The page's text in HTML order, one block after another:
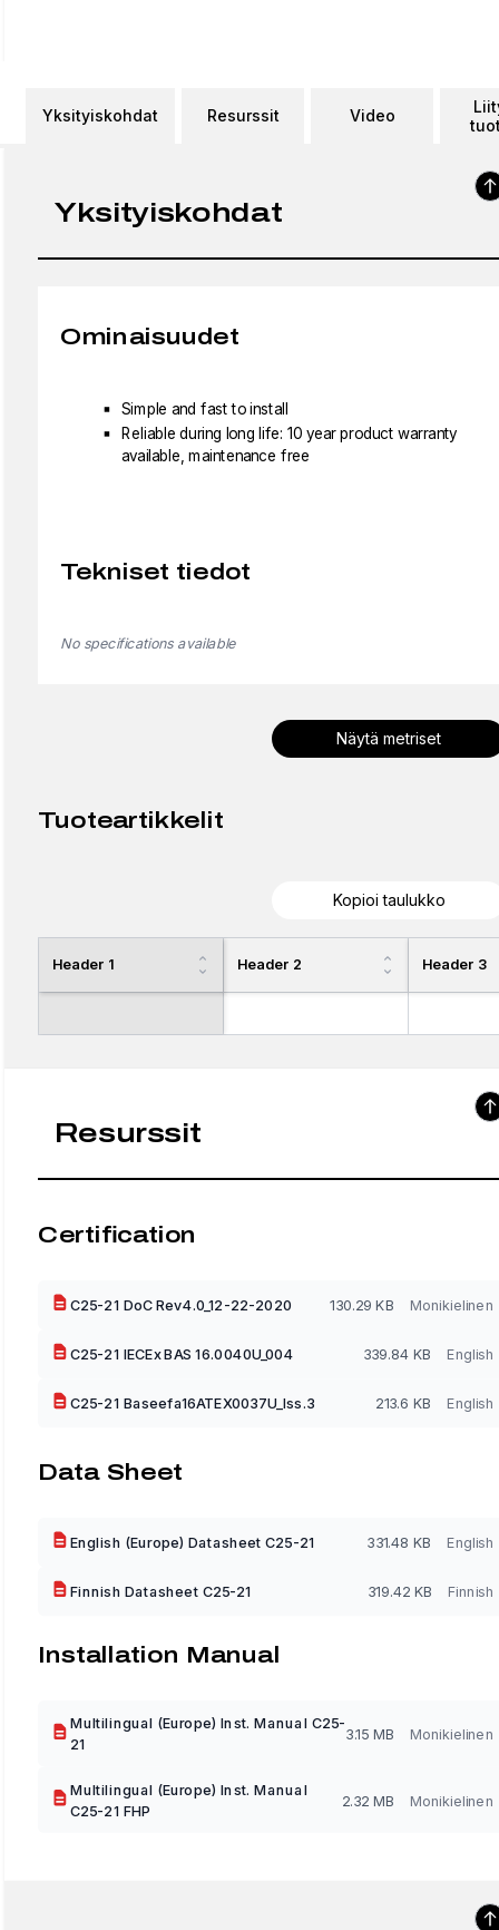
Yksityiskohdat Resurssit Video
Yksityiskohdat
Ominaisuudet
Simple and fast to install
Reliable during long life: 10 year product warranty
available, maintenance free
Tekniset tiedot
No specifications available
Näytä metriset
Tuoteartikkelit
Kopioi taulukko
Header 1 Header 2 Header 3
Resurssit
Certification
C25-21 DoC Rev4.0_12-22-2020 130.29 KB Monikielinen
C25-21 IECEx BAS 16.0040U_004 339.84 KB English
C25-21 Baseefa16ATEX0037U_Iss.3 213.6 KB English
Data Sheet
English (Europe) Datasheet C25-21 331.48 KB English
Finnish Datasheet C25-21 319.42 KB Finnish
Installation Manual
Multilingual (Europe) Inst. Manual C25-
21
3.15 MB Monikielinen
Multilingual (Europe) Inst. Manual
C25-21 FHP
2.32 MB Monikielinen